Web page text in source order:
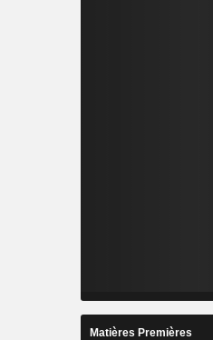
Matières Premières